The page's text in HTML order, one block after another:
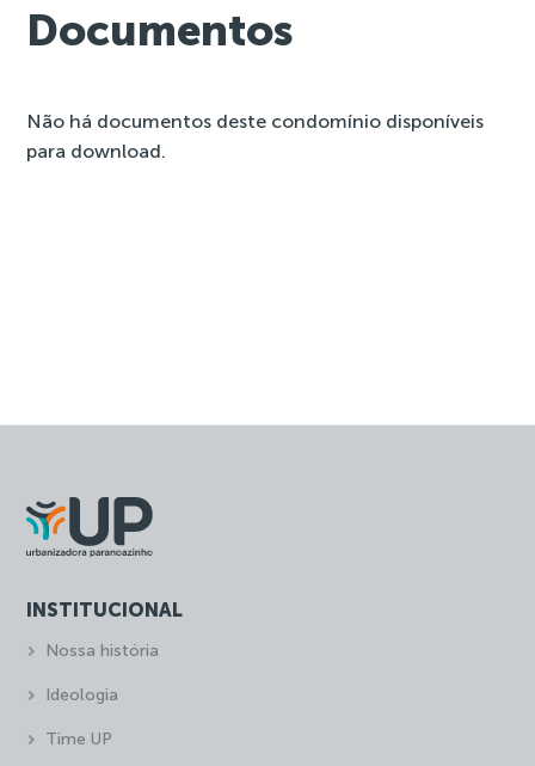
Documentos
Não há documentos deste condomínio disponíveis
para download.
INSTITUCIONAL
Nossa história
Ideologia
Time UP